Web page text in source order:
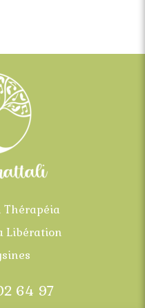
Thérapéia
Libération
64 97